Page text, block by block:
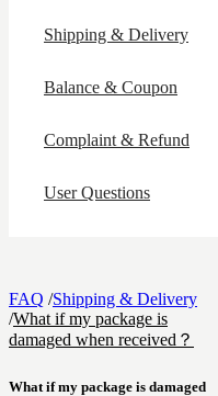
Shipping & Delivery
Balance & Coupon
Complaint & Refund
User Questions
FAQ /Shipping & Delivery
/What if my package is
damaged when received？
What if my package is damaged